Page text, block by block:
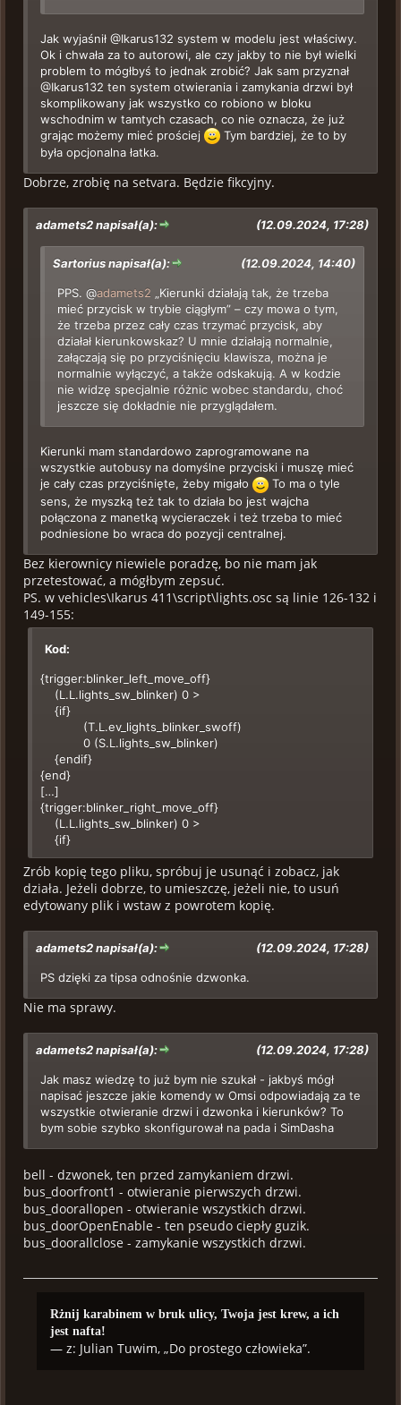
Jak wyjaśnił @Ikarus132 system w modelu jest właściwy.
Ok i chwała za to autorowi, ale czy jakby to nie był wielki
problem to mógłbyś to jednak zrobić? Jak sam przyznał
@Ikarus132 ten system otwierania i zamykania drzwi był
skomplikowany jak wszystko co robiono w bloku
wschodnim w tamtych czasach, co nie oznacza, że już
grając możemy mieć prościej
Tym bardziej, że to by
była opcjonalna łatka.
Dobrze, zrobię na setvara. Będzie fikcyjny.
(12.09.2024, 17:28)
adamets2 napisał(a):
(12.09.2024, 14:40)
Sartorius napisał(a):
PPS. @adamets2 „Kierunki działają tak, że trzeba
mieć przycisk w trybie ciągłym” – czy mowa o tym,
że trzeba przez cały czas trzymać przycisk, aby
działał kierunkowskaz? U mnie działają normalnie,
załączają się po przyciśnięciu klawisza, można je
normalnie wyłączyć, a także odskakują. A w kodzie
nie widzę specjalnie różnic wobec standardu, choć
jeszcze się dokładnie nie przyglądałem.
Kierunki mam standardowo zaprogramowane na
wszystkie autobusy na domyślne przyciski i muszę mieć
je cały czas przyciśnięte, żeby migało
To ma o tyle
sens, że myszką też tak to działa bo jest wajcha
połączona z manetką wycieraczek i też trzeba to mieć
podniesione bo wraca do pozycji centralnej.
Bez kierownicy niewiele poradzę, bo nie mam jak
przetestować, a mógłbym zepsuć.
PS. w vehicles\Ikarus 411\script\lights.osc są linie 126-132 i
149-155:
Kod:
{trigger:blinker_left_move_off}
(L.L.lights_sw_blinker) 0 >
{if}
(T.L.ev_lights_blinker_swoff)
0 (S.L.lights_sw_blinker)
{endif}
{end}
[…]
{trigger:blinker_right_move_off}
(L.L.lights_sw_blinker) 0 >
{if}
(T.L.ev_lights_blinker_swoff)
0 (S.L.lights_sw_blinker)
{endif}
{end}
Zrób kopię tego pliku, spróbuj je usunąć i zobacz, jak
działa. Jeżeli dobrze, to umieszczę, jeżeli nie, to usuń
edytowany plik i wstaw z powrotem kopię.
(12.09.2024, 17:28)
adamets2 napisał(a):
PS dzięki za tipsa odnośnie dzwonka.
Nie ma sprawy.
(12.09.2024, 17:28)
adamets2 napisał(a):
Jak masz wiedzę to już bym nie szukał - jakbyś mógł
napisać jeszcze jakie komendy w Omsi odpowiadają za te
wszystkie otwieranie drzwi i dzwonka i kierunków? To
bym sobie szybko skonfigurował na pada i SimDasha
bell - dzwonek, ten przed zamykaniem drzwi.
bus_doorfront1 - otwieranie pierwszych drzwi.
bus_doorallopen - otwieranie wszystkich drzwi.
bus_doorOpenEnable - ten pseudo ciepły guzik.
bus_doorallclose - zamykanie wszystkich drzwi.
Rżnij karabinem w bruk ulicy, Twoja jest krew, a ich
jest nafta!
— z: Julian Tuwim, „Do prostego człowieka”.